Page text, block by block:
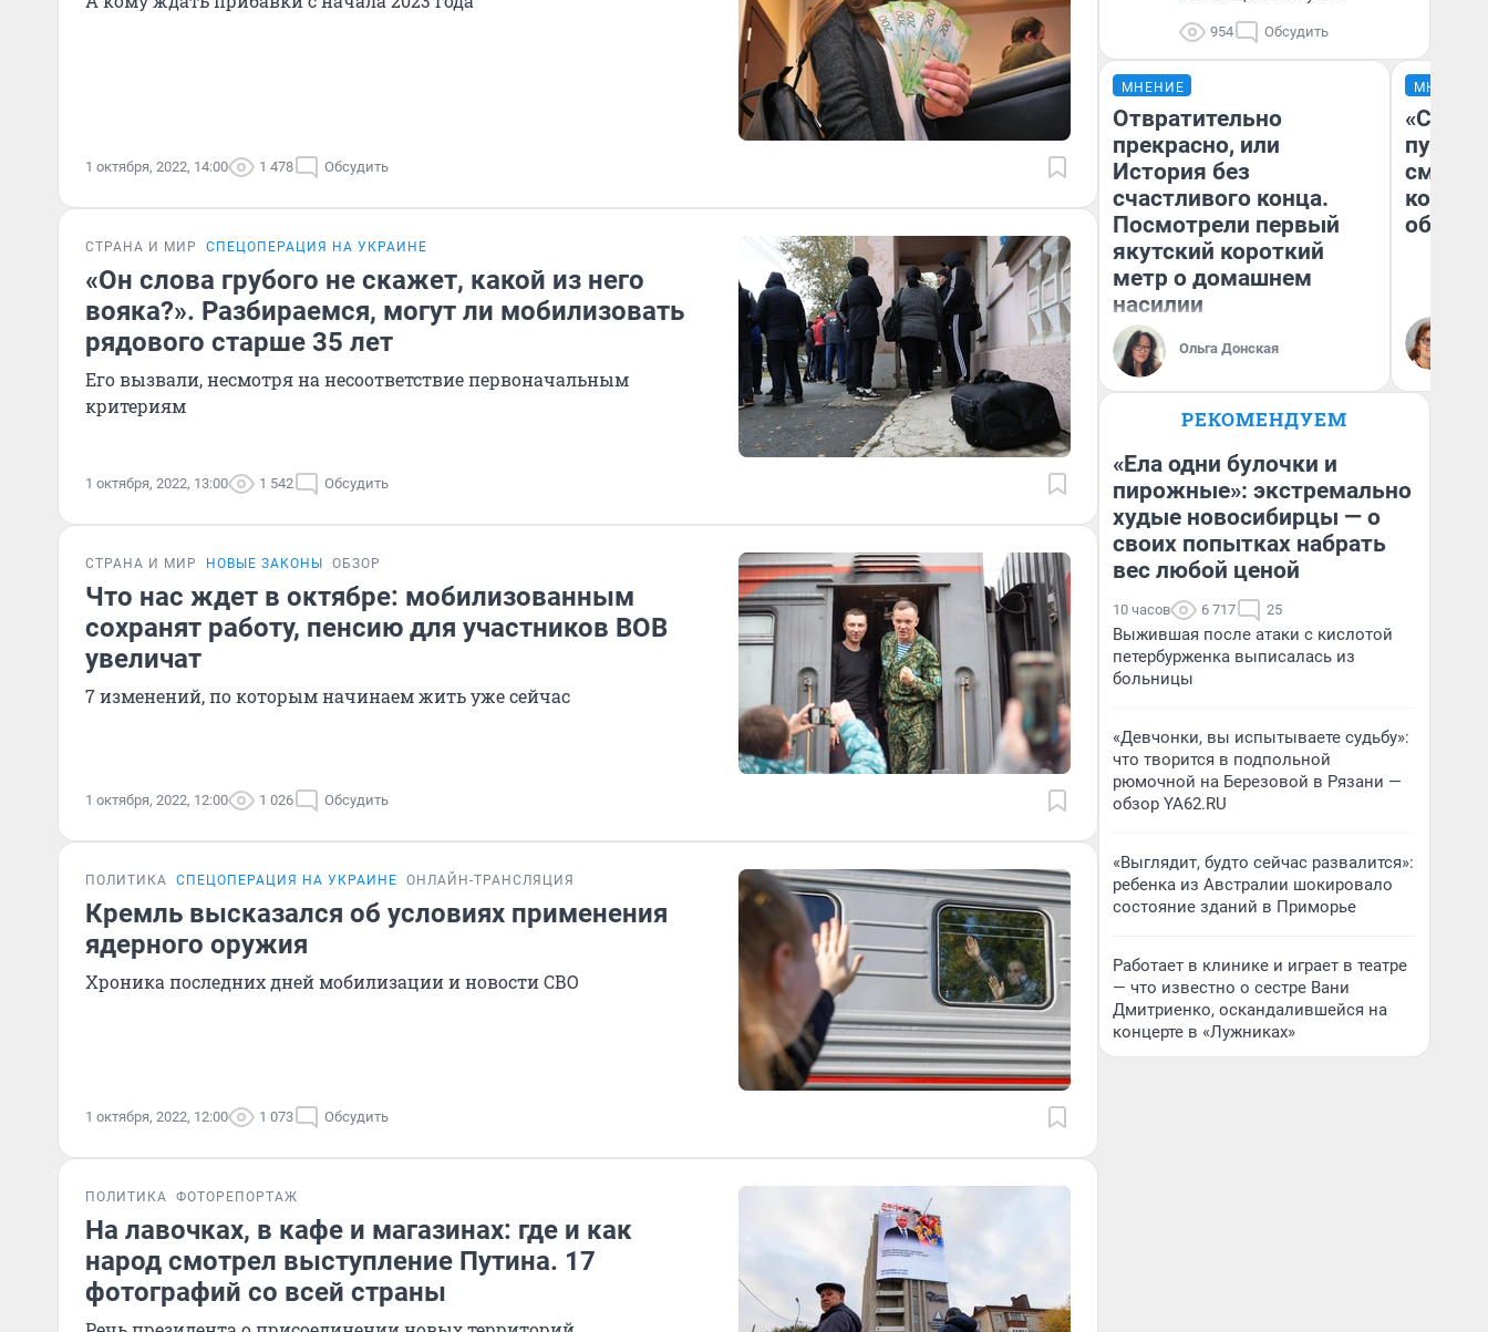
1 октября, 2022, 14:00 1 478 Обсудить
СТРАНА И МИР СПЕЦОПЕРАЦИЯ НА УКРАИНЕ
«Он слова грубого не скажет, какой из него
вояка?». Разбираемся, могут ли мобилизовать
рядового старше 35 лет
Его вызвали, несмотря на несоответствие первоначальным
критериям
1 октября, 2022, 13:00 1 542 Обсудить
СТРАНА И МИР НОВЫЕ ЗАКОНЫ ОБЗОР
Что нас ждет в октябре: мобилизованным
сохранят работу, пенсию для участников ВОВ
увеличат
7 изменений, по которым начинаем жить уже сейчас
1 октября, 2022, 12:00 1 026 Обсудить
ПОЛИТИКА СПЕЦОПЕРАЦИЯ НА УКРАИНЕ ОНЛАЙН-ТРАНСЛЯЦИЯ
Кремль высказался об условиях применения
ядерного оружия
Хроника последних дней мобилизации и новости СВО
1 октября, 2022, 12:00 1 073 Обсудить
ПОЛИТИКА ФОТОРЕПОРТАЖ
На лавочках, в кафе и магазинах: где и как
народ смотрел выступление Путина. 17
фотографий со всей страны
954 Обсудить
МНЕНИЕ
Отвратительно
прекрасно, или
История без
счастливого конца.
Посмотрели первый
якутский короткий
метр о домашнем
насилии
Ольга Донская
МНЕНИЕ
РЕКОМЕНДУЕМ
«Ела одни булочки и
пирожные»: экстремально
худые новосибирцы — о
своих попытках набрать
вес любой ценой
10 часов 6 717 25
Выжившая после атаки с кислотой
петербурженка выписалась из
больницы
«Девчонки, вы испытываете судьбу»:
что творится в подпольной
рюмочной на Березовой в Рязани —
обзор YA62.RU
«Выглядит, будто сейчас развалится»:
ребенка из Австралии шокировало
состояние зданий в Приморье
Работает в клинике и играет в театре
— что известно о сестре Вани
Дмитриенко, оскандалившейся на
концерте в «Лужниках»